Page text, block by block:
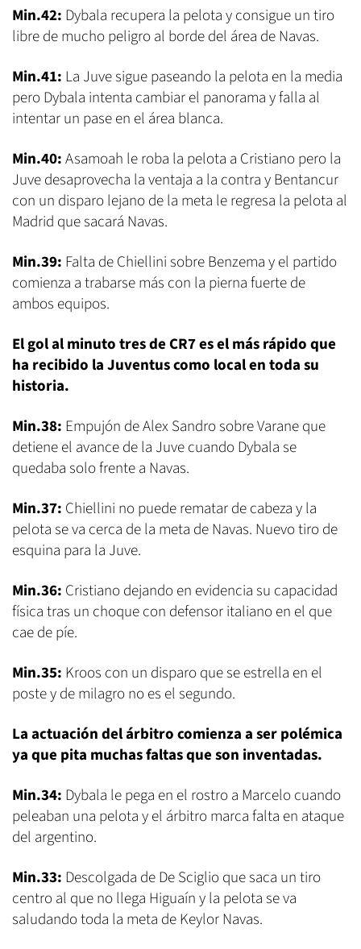
Min.42: Dybala recupera la pelota y consigue un tiro
libre de mucho peligro al borde del área de Navas.
Min.41: La Juve sigue paseando la pelota en la media
pero Dybala intenta cambiar el panorama y falla al
intentar un pase en el área blanca.
Min.40:Asamoah le roba la pelota a Cristiano pero la
Juve desaprovecha la ventaja a la contra y Bentancur
con un disparo lejano de la meta le regresa la pelota al
Madrid que sacará Navas.
Min.39: Falta de Chiellini sobre Benzema y el partido
comienza a trabarse más con la pierna fuerte de
ambos equipos.
El gol al minuto tres de CR7 es el más rápido que
ha recibido la Juventus como local en toda su
historia.
Min.38: Empujón de Alex Sandro sobre Varane que
detiene el avance de la Juve cuando Dybala se
quedaba solo frente a Navas.
Min.37: Chiellini no puede rematar de cabeza y la
pelota se va cerca de la meta de Navas. Nuevo tiro de
esquina para la Juve.
Min.36: Cristiano dejando en evidencia su capacidad
física tras un choque con defensor italiano en el que
cae de píe.
Min.35: Kroos con un disparo que se estrella en el
poste y de milagro no es el segundo.
La actuación del árbitro comienza a ser polémica
ya que pita muchas faltas que son inventadas.
Min.34: Dybala le pega en el rostro a Marcelo cuando
peleaban una pelota y el árbitro marca falta en ataque
del argentino.
Min.33: Descolgada de De Sciglio que saca un tiro
centro al que no llega Higuaín y la pelota se va
saludando toda la meta de Keylor Navas.